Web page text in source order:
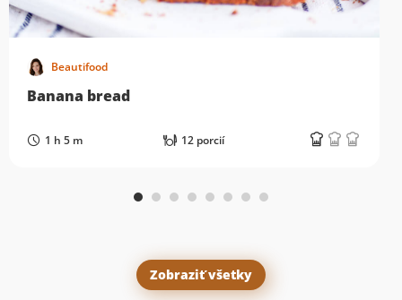
Beautifood
Banana bread
1 h 5 m 12 porcií
Zobraziť všetky